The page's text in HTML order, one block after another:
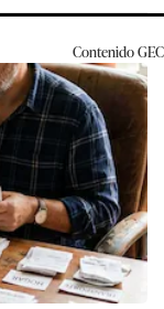
ContenidoGEC